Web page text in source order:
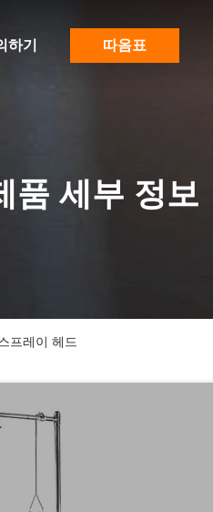
하기 따옴표
품 세부 정보
프레이 헤드